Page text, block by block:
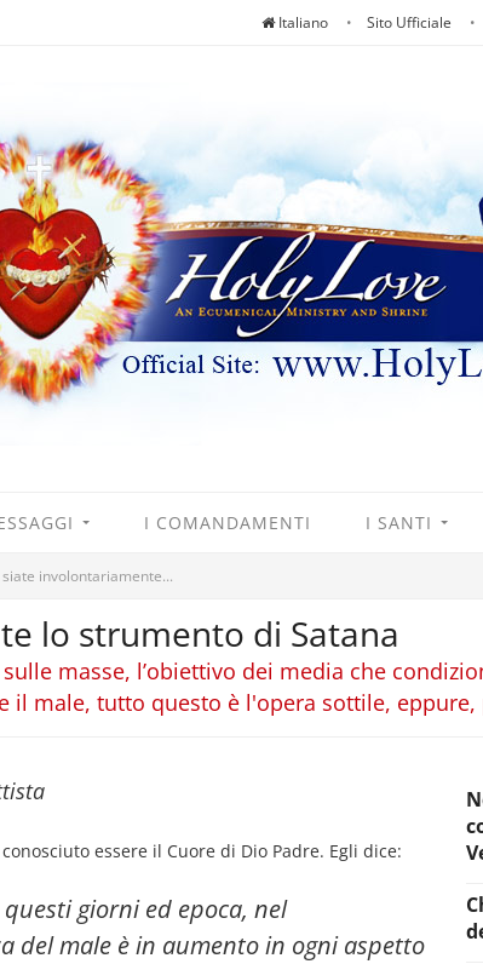
Italiano Sito Ufficiale
I COMANDAMENTI I SANTI
siate involontariamente...
lo strumento di Satana
masse, l’obiettivo dei media che
il male, tutto questo è l'opera sottile, eppure,
essere il Cuore di Dio Padre. Egli dice:
giorni ed epoca, nel
del male è in aumento in ogni aspetto